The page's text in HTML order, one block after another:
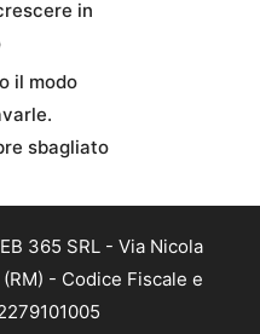
in
il modo
sbagliato
365 SRL - Via Nicola
- Codice Fiscale e